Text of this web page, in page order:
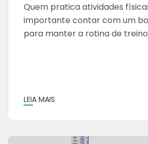
Quem pratica atividades
importante contar com um
para manter a rotina de
LEIA MAIS